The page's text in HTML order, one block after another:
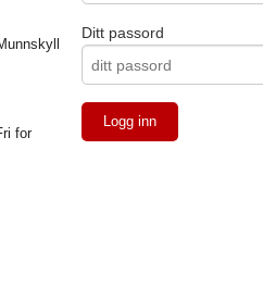
for
Ditt passord